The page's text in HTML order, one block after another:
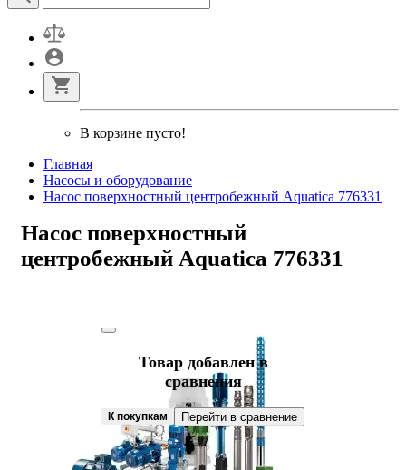
В корзине пусто!
Главная
Насосы и оборудование
Насос поверхностный центробежный Aquatica 776331
Насос поверхностный
центробежный Aquatica 776331
Товар добавлен в
сравнения
К покупкам Перейти в сравнение